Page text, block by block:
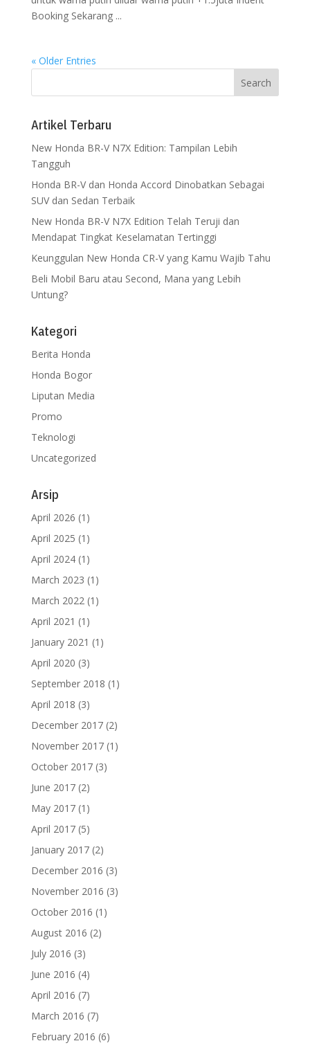
Booking Sekarang ...
« Older Entries
Artikel Terbaru
New Honda BR-V N7X Edition: Tampilan Lebih
Tangguh
Honda BR-V dan Honda Accord Dinobatkan Sebagai
SUV dan Sedan Terbaik
New Honda BR-V N7X Edition Telah Teruji dan
Mendapat Tingkat Keselamatan Tertinggi
Keunggulan New Honda CR-V yang Kamu Wajib Tahu
Beli Mobil Baru atau Second, Mana yang Lebih
Untung?
Kategori
Berita Honda
Honda Bogor
Liputan Media
Promo
Teknologi
Uncategorized
Arsip
April 2026 (1)
April 2025 (1)
April 2024(1)
March 2023 (1)
March 2022(1)
April 2021 (1)
January 2021 (1)
April 2020 (3)
September 2018 (1)
April 2018 (3)
December 2017(2)
November 2017(1)
October 2017(3)
June 2017(2)
May 2017(1)
April 2017(5)
January 2017(2)
December 2016 (3)
November 2016 (3)
October 2016 (1)
August 2016 (2)
July 2016 (3)
June 2016 (4)
April 2016 (7)
March 2016 (7)
February 2016 (6)